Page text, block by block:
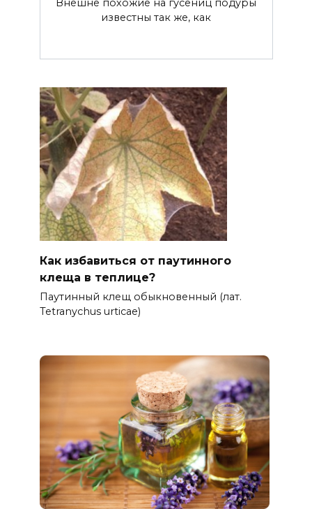
Внешне похожие на гусениц подуры
известны так же, как
Как избавиться от паутинного
клеща в теплице?
Паутинный клещ обыкновенный (лат.
Tetranychus urticae)